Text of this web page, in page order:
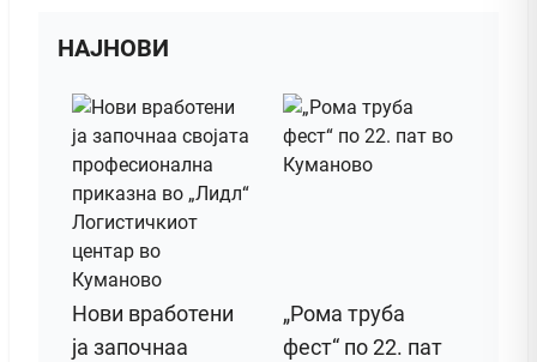
НАЈНОВИ
Нови вработени
ја започнаа
„Рома труба
фест“ по 22. пат